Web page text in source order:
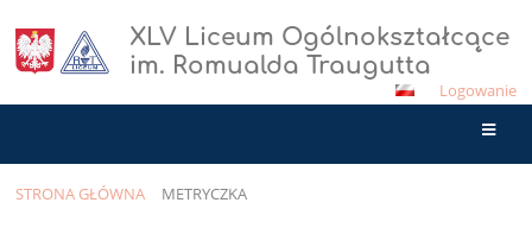
XLV Liceum Ogólnokształcące
im. Romualda Traugutta
Logowanie
STRONA GŁÓWNA METRYCZKA